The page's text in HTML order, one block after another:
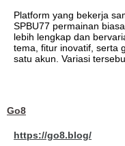
Platform yang bekerja
SPBU77 permainan
lebih lengkap dan
tema, fitur inovatif, serta
satu akun. Variasi
Go8
https://go8.blog/